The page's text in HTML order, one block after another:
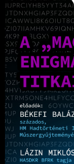
l
e
g
i
h
e
l
y